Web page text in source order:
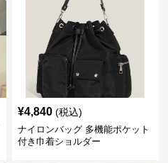
¥4,840 (税込)
ナイロンバッグ 多機能ポケット
付き巾着ショルダー